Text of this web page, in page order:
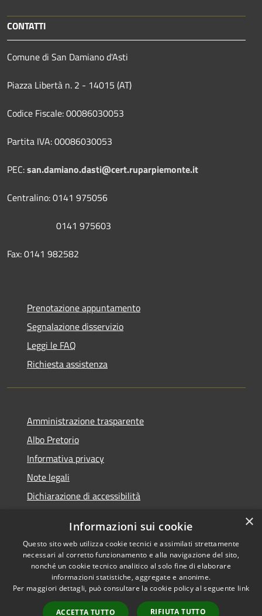
CONTATTI
Comune di San Damiano d'Asti
Piazza Libertà n. 2 - 14015 (AT)
Codice Fiscale: 00086030053
Partita IVA: 00086030053
PEC:san.damiano.dasti@cert.ruparpiemonte.it
Centralino: 0141 975056
0141 975603
Fax: 0141 982582
Prenotazione appuntamento
Segnalazione disservizio
Leggi le FAQ
Richiesta assistenza
Amministrazione trasparente
Albo Pretorio
Informativa privacy
Note legali
Dichiarazione di accessibilità
RSS
Accessibilità
Privacy
Cookie
Mappa del sito
Comune convenzionato
Astigov
Progetto|Convenzione|
Adesioni
×
Informazioni sui cookie
Questo sito web utilizza cookie tecnici e assimilati strettamente
necessari al corretto funzionamento e alla navigazione del sito,
nonché un cookie tecnico analitico al solo fine di elaborare
informazioni statistiche, aggregate e anonime.
Per maggiori dettagli, può consultare la cookie policy al seguente link
ACCETTA TUTTO RIFIUTA TUTTO